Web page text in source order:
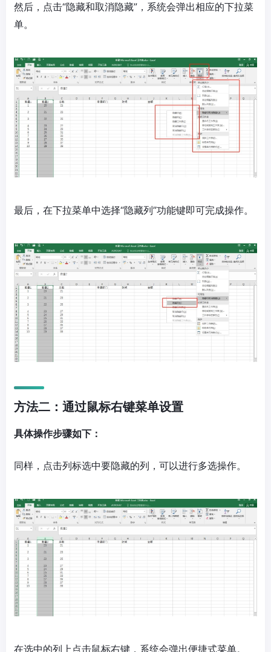
然后，点击“隐藏和取消隐藏”，系统会弹出相应的下拉菜
单。
最后，在下拉菜单中选择“隐藏列”功能键即可完成操作。
方法二：通过鼠标右键菜单设置
具体操作步骤如下：
同样，点击列标选中要隐藏的列，可以进行多选操作。
在选中的列上点击鼠标右键，系统会弹出便捷式菜单。